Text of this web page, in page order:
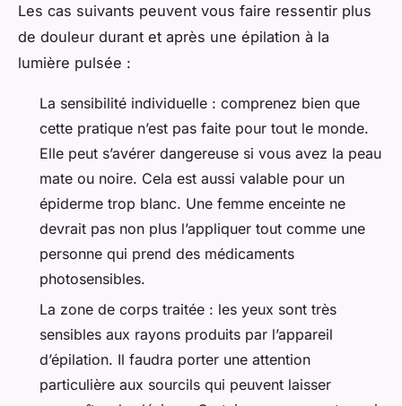
Les cas suivants peuvent vous faire ressentir plus
de douleur durant et après une épilation à la
lumière pulsée :
La sensibilité individuelle : comprenez bien que
cette pratique n’est pas faite pour tout le monde.
Elle peut s’avérer dangereuse si vous avez la peau
mate ou noire. Cela est aussi valable pour un
épiderme trop blanc. Une femme enceinte ne
devrait pas non plus l’appliquer tout comme une
personne qui prend des médicaments
photosensibles.
La zone de corps traitée : les yeux sont très
sensibles aux rayons produits par l’appareil
d’épilation. Il faudra porter une attention
particulière aux sourcils qui peuvent laisser